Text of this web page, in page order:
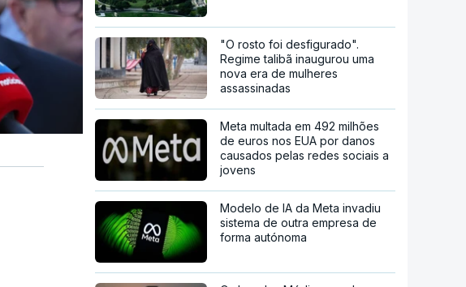
"O rosto foi desfigurado".
Regime talibã inaugurou uma
nova era de mulheres
assassinadas
Meta multada em 492 milhões
de euros nos EUA por danos
causados pelas redes sociais a
jovens
Modelo de IA da Meta invadiu
sistema de outra empresa de
forma autónoma